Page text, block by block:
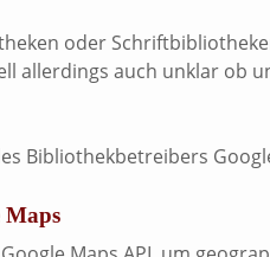
oder
allerdings auch unklar ob
Bibliothekbetreibers
Maps